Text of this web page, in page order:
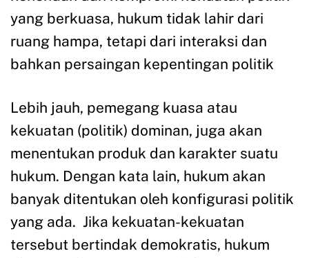
yang berkuasa, hukum tidak lahir dari
ruang hampa, tetapi dari interaksi dan
bahkan persaingan kepentingan politik
Lebih jauh, pemegang kuasa atau
kekuatan (politik) dominan, juga akan
menentukan produk dan karakter suatu
hukum. Dengan kata lain, hukum akan
banyak ditentukan oleh konfigurasi politik
yang ada. Jika kekuatan-kekuatan
tersebut bertindak demokratis, hukum